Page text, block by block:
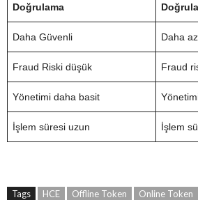
Doğrulama
Daha Güvenli Daha
Fraud Riski düşük Fraud
Yönetimi daha basit
İşlem süresi uzun İşlem
Tags HCE Offline Token Online Token